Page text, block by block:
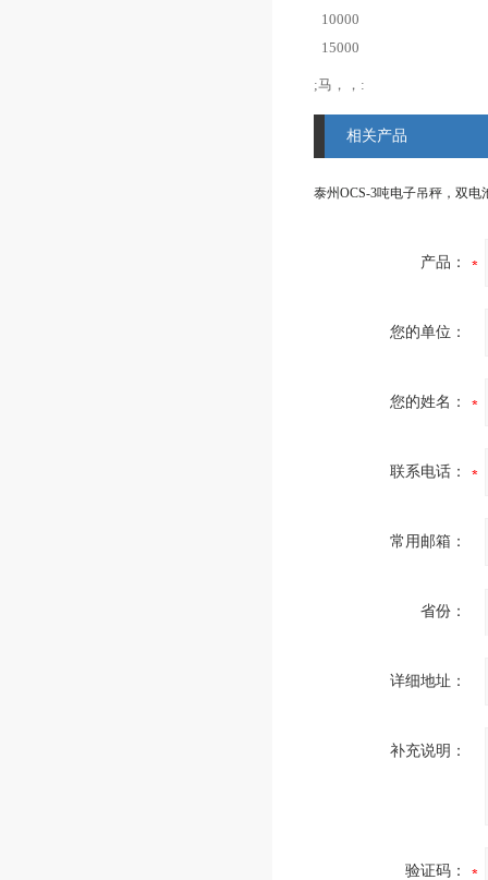
10000
15000
;马，，:
相关产品
产品：
您的单位：
您的姓名：
联系电话：
常用邮箱：
省份：
详细地址：
补充说明：
验证码：